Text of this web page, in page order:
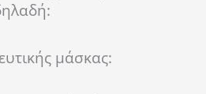
μάσκας: